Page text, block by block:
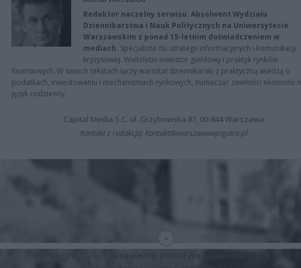
Redaktor naczelny serwisu. Absolwent Wydziału
Dziennikarstwa i Nauk Politycznych na Uniwersytecie
Warszawskim z ponad 15-letnim doświadczeniem w
mediach. Specjalista ds. strategii informacyjnych i komunikacji
kryzysowej. Wieloletni inwestor giełdowy i praktyk rynków
finansowych. W swoich tekstach łączy warsztat dziennikarski z praktyczną wiedzą o
podatkach, inwestowaniu i mechanizmach rynkowych, tłumacząc zawiłości ekonomii
język codzienny.
Capital Media S.C. ul. Grzybowska 87, 00-844 Warszawa
Kontakt z redakcją: Kontakt@warszawawpigulce.pl